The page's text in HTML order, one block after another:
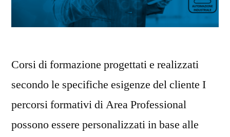
Corsi di formazione progettati e realizzati
secondo le specifiche esigenze del cliente I
percorsi formativi di Area Professional
possono essere personalizzati in base alle